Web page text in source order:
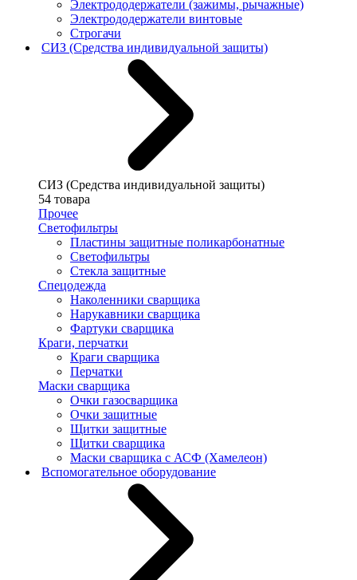
Электрододержатели (зажимы, рычажные)
Электрододержатели винтовые
Строгачи
СИЗ (Средства индивидуальной защиты)
СИЗ (Средства индивидуальной защиты)
54 товара
Прочее
Светофильтры
Пластины защитные поликарбонатные
Светофильтры
Стекла защитные
Спецодежда
Наколенники сварщика
Нарукавники сварщика
Фартуки сварщика
Краги, перчатки
Краги сварщика
Перчатки
Маски сварщика
Очки газосварщика
Очки защитные
Щитки защитные
Щитки сварщика
Маски сварщика с АСФ (Хамелеон)
Вспомогательное оборудование